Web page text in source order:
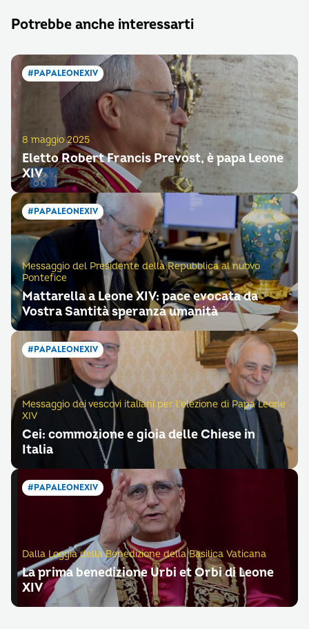
Potrebbe anche interessarti
#PAPALEONEXIV
8 maggio 2025
Eletto Robert Francis Prevost, è papa Leone
XIV
#PAPALEONEXIV
Messaggio del Presidente della Repubblica al nuovo
Pontefice
Mattarella a Leone XIV: pace evocata da
Vostra Santità speranza umanità
#PAPALEONEXIV
Messaggio dei vescovi italiani per l'elezione di Papa Leone
XIV
Cei: commozione e gioia delle Chiese in
Italia
#PAPALEONEXIV
Dalla Loggia della Benedizione della Basilica Vaticana
La prima benedizione Urbi et Orbi di Leone
XIV